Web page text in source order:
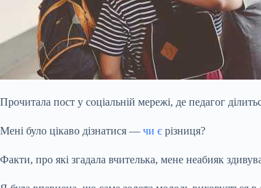
Прочитала пост у соціальній мережі, де педагог
Мені було цікаво дізнатися — чи є різниця?
Факти, про які згадала вчителька, мене неабияк